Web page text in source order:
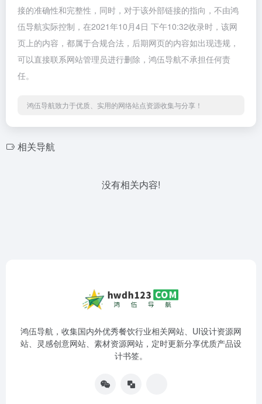
接的准确性和完整性，同时，对于该外部链接的指向，不由鸿
伍导航实际控制，在2021年10月4日 下午10:32收录时，该网
页上的内容，都属于合规合法，后期网页的内容如出现违规，
可以直接联系网站管理员进行删除，鸿伍导航不承担任何责
任。
鸿伍导航致力于优质、实用的网络站点资源收集与分享！
相关导航
没有相关内容!
鸿伍导航，收集国内外优秀餐饮行业相关网站、UI设计资源网
站、灵感创意网站、素材资源网站，定时更新分享优质产品设
计书签。